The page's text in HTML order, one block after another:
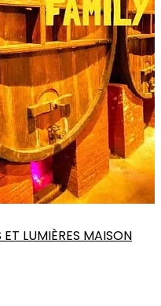
LUMIÈRES MAISON